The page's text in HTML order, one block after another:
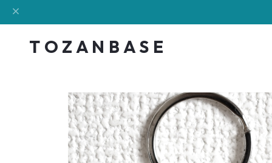
T O Z A N B A S E